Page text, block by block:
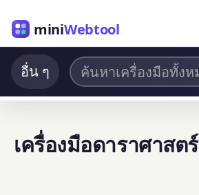
miniWebtool
อื่น ๆ
เครื่องมือดาราศาสตร์